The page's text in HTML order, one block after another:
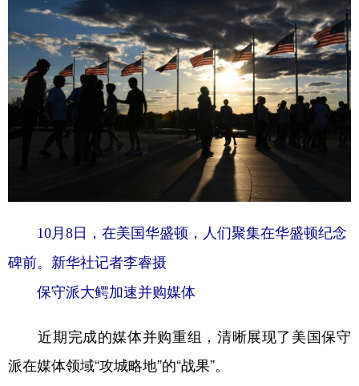
城市 会展
彩票 娱乐 时尚 悦读
公益 一带一路 亚太网 上市公司
文化产业
北京 天津 河北 山西
辽宁 吉林 上海 江苏
浙江 安徽
广东 广西 海南 重庆
四川 贵州 云南
10月8日，在美国华盛顿，人们聚集在华盛顿纪念
碑前。新华社记者李睿摄
保守派大鳄加速并购媒体
近期完成的媒体并购重组，清晰展现了美国保守
派在媒体领域“攻城略地”的“战果”。